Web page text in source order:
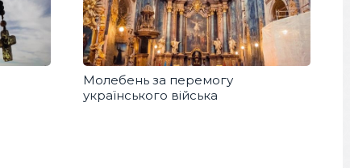
Молебень за перемогу
українського війська